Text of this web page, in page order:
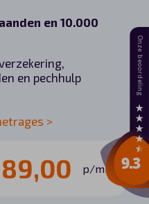
en 10.000
en pechhulp
>
p/mnd